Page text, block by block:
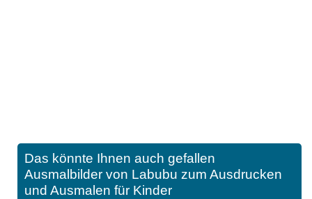
Das könnte Ihnen auch gefallen
Ausmalbilder von Labubu zum Ausdrucken
und Ausmalen für Kinder